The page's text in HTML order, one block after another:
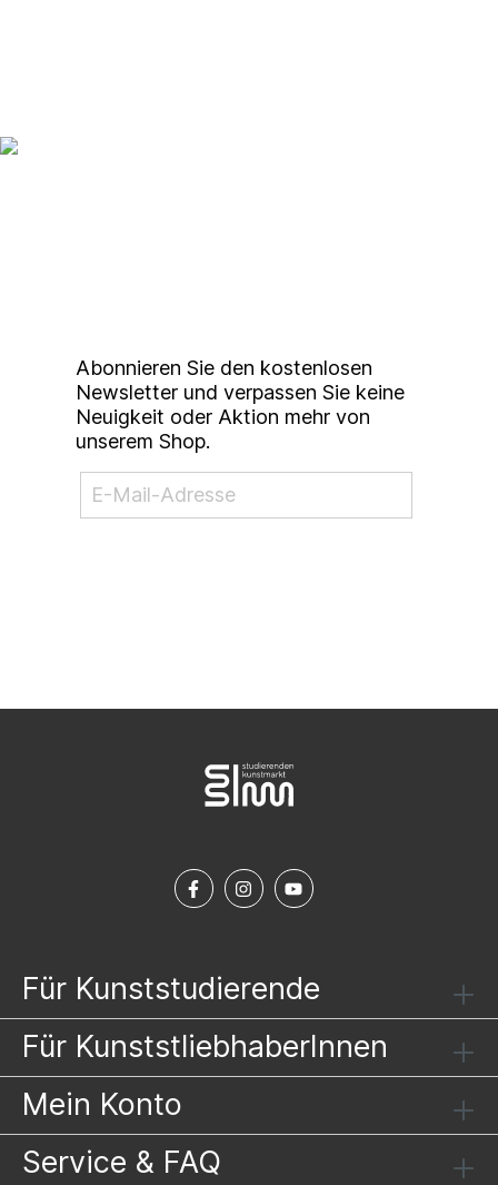
Abonnieren Sie den kostenlosen
Newsletter und verpassen Sie keine
Neuigkeit oder Aktion mehr von
unserem Shop.
Für Kunststudierende
Für KunststliebhaberInnen
Mein Konto
Service & FAQ